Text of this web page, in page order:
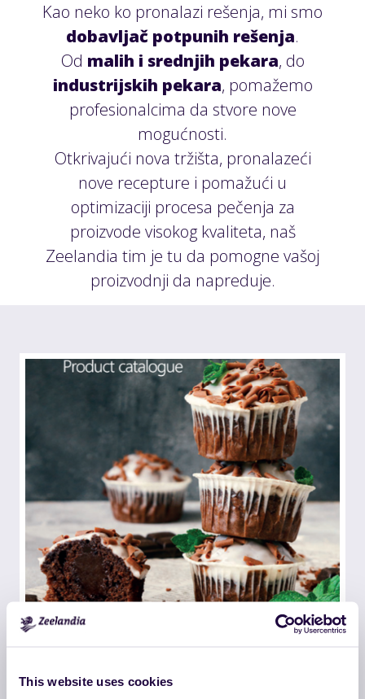
This website uses cookies
Kao neko ko pronalazi rešenja, mi smo
dobavljač potpunih rešenja.
Od malih i srednjih pekara, do
industrijskih pekara, pomažemo
profesionalcima da stvore nove
mogućnosti.
Otkrivajući nova tržišta, pronalazeći
nove recepture i pomažući u
optimizaciji procesa pečenja za
proizvode visokog kvaliteta, naš
Zeelandia tim je tu da pomogne vašoj
proizvodnji da napreduje.